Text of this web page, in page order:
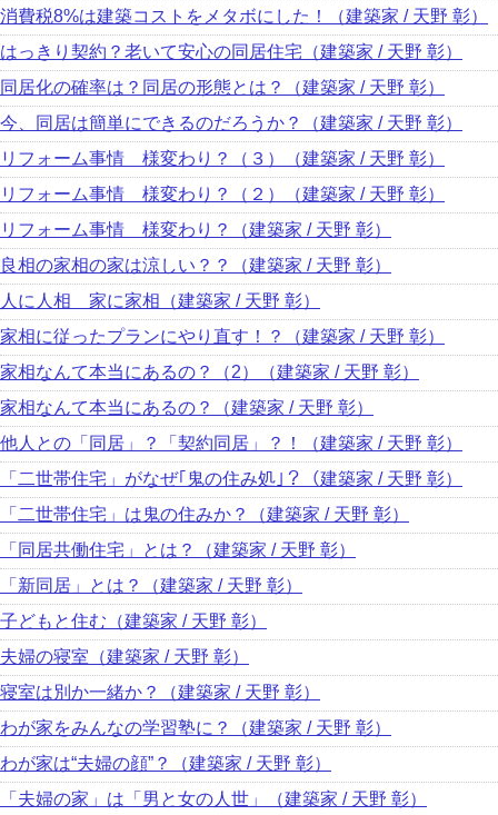
消費税8%は建築コストをメタボにした！（建築家 / 天野 彰）
はっきり契約？老いて安心の同居住宅（建築家 / 天野 彰）
同居化の確率は？同居の形態とは？（建築家 / 天野 彰）
今、同居は簡単にできるのだろうか？（建築家 / 天野 彰）
リフォーム事情 様変わり？（３）（建築家 / 天野 彰）
リフォーム事情 様変わり？（２）（建築家 / 天野 彰）
リフォーム事情 様変わり？（建築家 / 天野 彰）
良相の家相の家は涼しい？？（建築家 / 天野 彰）
人に人相 家に家相（建築家 / 天野 彰）
家相に従ったプランにやり直す！？（建築家 / 天野 彰）
家相なんて本当にあるの？（2）（建築家 / 天野 彰）
家相なんて本当にあるの？（建築家 / 天野 彰）
他人との「同居」？「契約同居」？！（建築家 / 天野 彰）
「二世帯住宅」がなぜ｢鬼の住み処｣？（建築家 / 天野 彰）
「二世帯住宅」は鬼の住みか？（建築家 / 天野 彰）
「同居共働住宅」とは？（建築家 / 天野 彰）
「新同居」とは？（建築家 / 天野 彰）
子どもと住む（建築家 / 天野 彰）
夫婦の寝室（建築家 / 天野 彰）
寝室は別か一緒か？（建築家 / 天野 彰）
わが家をみんなの学習塾に？（建築家 / 天野 彰）
わが家は“夫婦の顔”？（建築家 / 天野 彰）
「夫婦の家」は「男と女の人世」（建築家 / 天野 彰）